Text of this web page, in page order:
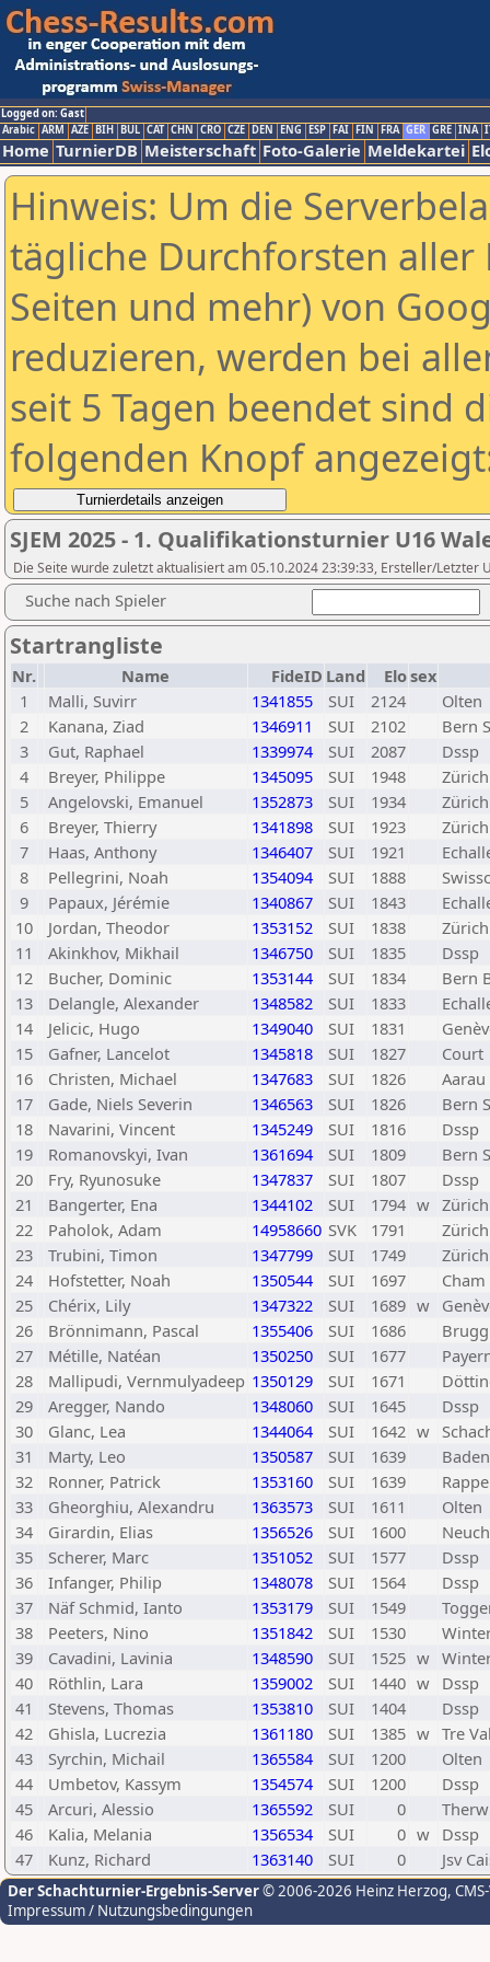
Logged on: Gast
Arabic ARM AZE BIH BUL CAT CHN CRO CZE DEN ENG ESP FAI FIN FRA GER GRE INA
Home TurnierDB Meisterschaft Foto-Galerie Meldekartei
Hinweis: Um die
tägliche Durchforsten aller
Seiten und mehr) von
reduzieren, werden bei
seit 5 Tagen beendet sind
folgenden Knopf
SJEM 2025 - 1. Qualifikationsturnier U16
Die Seite wurde zuletzt aktualisiert am 05.10.2024 23:39:33, Ersteller/Letzter
Suche nach Spieler
Startrangliste
Nr. Name FideID Land Elosex
1
Malli, Suvirr 1341855 SUI 2124
Olten
2
Kanana, Ziad 1346911 SUI 2102
Bern
3
Gut, Raphael 1339974 SUI 2087
Dssp
4
Breyer, Philippe 1345095 SUI 1948
5
Angelovski, Emanuel 1352873 SUI 1934
6
Breyer, Thierry 1341898 SUI 1923
7
Haas, Anthony 1346407 SUI 1921
8
Pellegrini, Noah 1354094 SUI 1888
9
Papaux, Jérémie 1340867 SUI 1843
10
Jordan, Theodor 1353152 SUI 1838
11
Akinkhov, Mikhail 1346750 SUI 1835
Dssp
12
Bucher, Dominic 1353144 SUI 1834
Bern
13
Delangle, Alexander 1348582 SUI 1833
14
Jelicic, Hugo 1349040 SUI 1831
15
Gafner, Lancelot 1345818 SUI 1827
Court
16
Christen, Michael 1347683 SUI 1826
Aarau
17
Gade, Niels Severin 1346563 SUI 1826
Bern
18
Navarini, Vincent 1345249 SUI 1816
Dssp
19
Romanovskyi, Ivan 1361694 SUI 1809
Bern
20
Fry, Ryunosuke 1347837 SUI 1807
Dssp
21
Bangerter, Ena 1344102 SUI 1794 w
22
Paholok, Adam 14958660 SVK 1791
23
Trubini, Timon 1347799 SUI 1749
24
Hofstetter, Noah 1350544 SUI 1697
Cham
25
Chérix, Lily 1347322 SUI 1689 w
26
Brönnimann, Pascal 1355406 SUI 1686
Brugg
27
Métille, Natéan 1350250 SUI 1677
28
Mallipudi, Vernmulyadeep 1350129 SUI 1671
29
Aregger, Nando 1348060 SUI 1645
Dssp
30
Glanc, Lea 1344064 SUI 1642 w
31
Marty, Leo 1350587 SUI 1639
32
Ronner, Patrick 1353160 SUI 1639
33
Gheorghiu, Alexandru 1363573 SUI 1611
Olten
34
Girardin, Elias 1356526 SUI 1600
35
Scherer, Marc 1351052 SUI 1577
Dssp
36
Infanger, Philip 1348078 SUI 1564
Dssp
37
Näf Schmid, Ianto 1353179 SUI 1549
38
Peeters, Nino 1351842 SUI 1530
39
Cavadini, Lavinia 1348590 SUI 1525 w
40
Röthlin, Lara 1359002 SUI 1440 w Dssp
41
Stevens, Thomas 1353810 SUI 1404
Dssp
42
Ghisla, Lucrezia 1361180 SUI 1385 w Tre
43
Syrchin, Michail 1365584 SUI 1200
Olten
44
Umbetov, Kassym 1354574 SUI 1200
Dssp
45
Arcuri, Alessio 1365592 SUI 0
46
Kalia, Melania 1356534 SUI 0 w Dssp
47
Kunz, Richard 1363140 SUI 0 Jsv
Der Schachturnier-Ergebnis-Server© 2006-2026 Heinz Herzog,
Impressum / Nutzungsbedingungen